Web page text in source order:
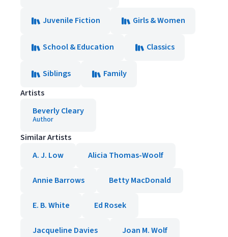
Juvenile Fiction Girls & Women
School & Education Classics
Siblings
Family
Artists
Beverly Cleary
Author
Similar Artists
A. J. Low
Alicia Thomas-Woolf
Annie Barrows Betty MacDonald
E. B. White Ed Rosek
Jacqueline Davies Joan M. Wolf